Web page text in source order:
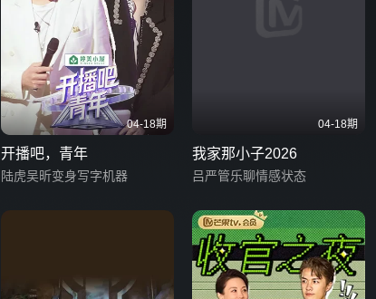
04-18期
开播吧，青年
陆虎吴昕变身写字机器
04-18期
我家那小子2026
吕严管乐聊情感状态